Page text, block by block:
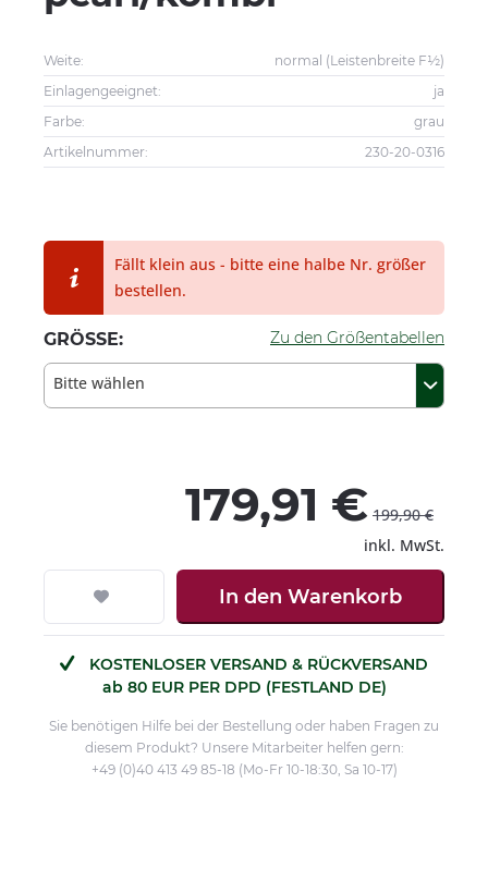
Weite:
normal (Leistenbreite F½)
Einlagengeeignet:
ja
Farbe:
grau
Artikelnummer:
230-20-0316
Fällt klein aus - bitte eine halbe Nr. größer
bestellen.
GRÖSSE: Zu den Größentabellen
Bitte wählen
179,91 € 199,90 €
inkl. MwSt.
In den Warenkorb
KOSTENLOSER VERSAND & RÜCKVERSAND
ab 80 EUR PER DPD (FESTLAND DE)
Sie benötigen Hilfe bei der Bestellung oder haben Fragen zu
diesem Produkt? Unsere Mitarbeiter helfen gern:
+49 (0)40 413 49 85-18 (Mo-Fr 10-18:30, Sa 10-17)